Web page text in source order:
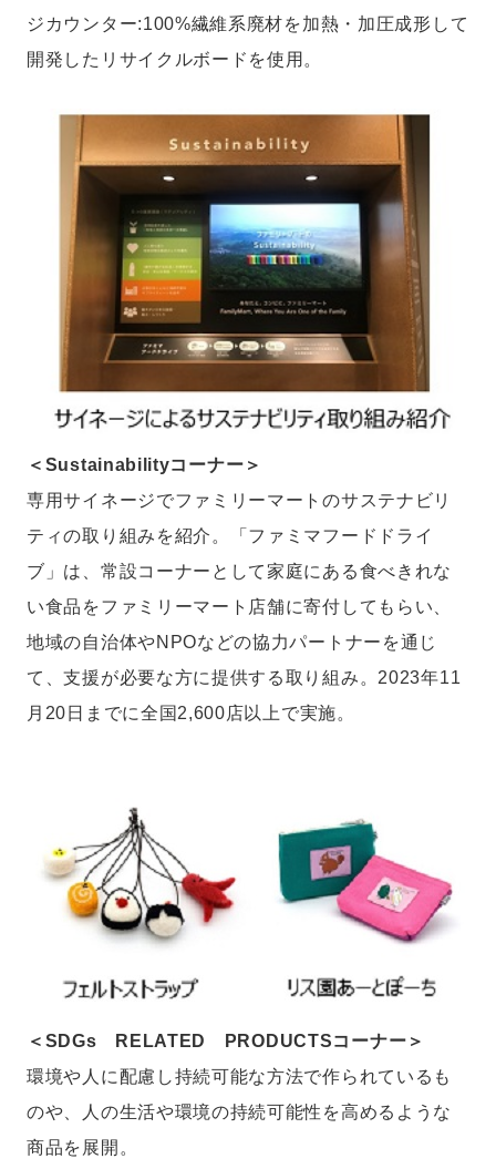
ジカウンター:100%繊維系廃材を加熱・加圧成形して
開発したリサイクルボードを使用。
＜Sustainabilityコーナー＞
専用サイネージでファミリーマートのサステナビリ
ティの取り組みを紹介。「ファミマフードドライ
ブ」は、常設コーナーとして家庭にある食べきれな
い食品をファミリーマート店舗に寄付してもらい、
地域の自治体やNPOなどの協力パートナーを通じ
て、支援が必要な方に提供する取り組み。2023年11
月20日までに全国2,600店以上で実施。
＜SDGs RELATED PRODUCTSコーナー＞
環境や人に配慮し持続可能な方法で作られているも
のや、人の生活や環境の持続可能性を高めるような
商品を展開。